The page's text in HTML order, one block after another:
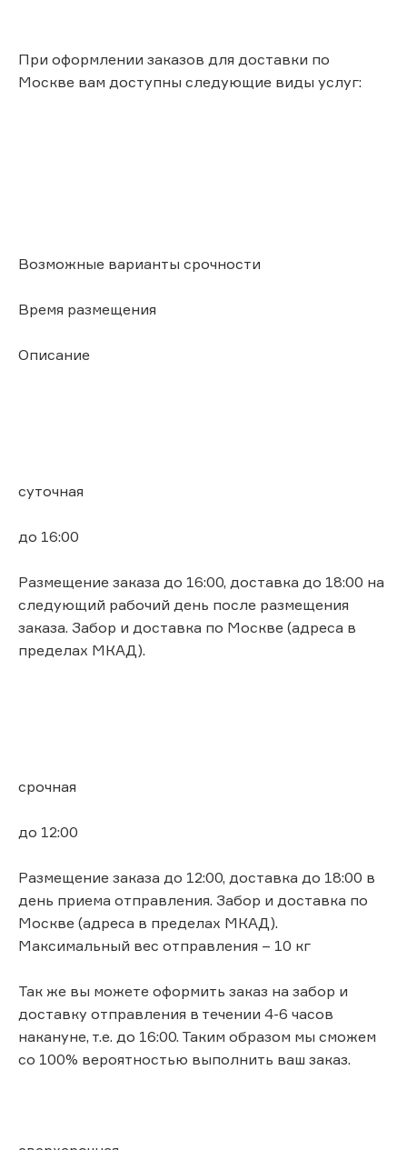
При оформлении заказов для доставки по
Москве вам доступны следующие виды услуг:
Возможные варианты срочности
Время размещения
Описание
суточная
до 16:00
Размещение заказа до 16:00, доставка до 18:00 на
следующий рабочий день после размещения
заказа. Забор и доставка по Москве (адреса в
пределах МКАД).
срочная
до 12:00
Размещение заказа до 12:00, доставка до 18:00 в
день приема отправления. Забор и доставка по
Москве (адреса в пределах МКАД).
Максимальный вес отправления – 10 кг
Так же вы можете оформить заказ на забор и
доставку отправления в течении 4-6 часов
накануне, т.е. до 16:00. Таким образом мы сможем
со 100% вероятностью выполнить ваш заказ.